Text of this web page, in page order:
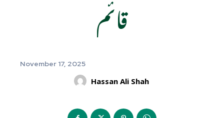
قائم
November 17, 2025
Hassan Ali Shah